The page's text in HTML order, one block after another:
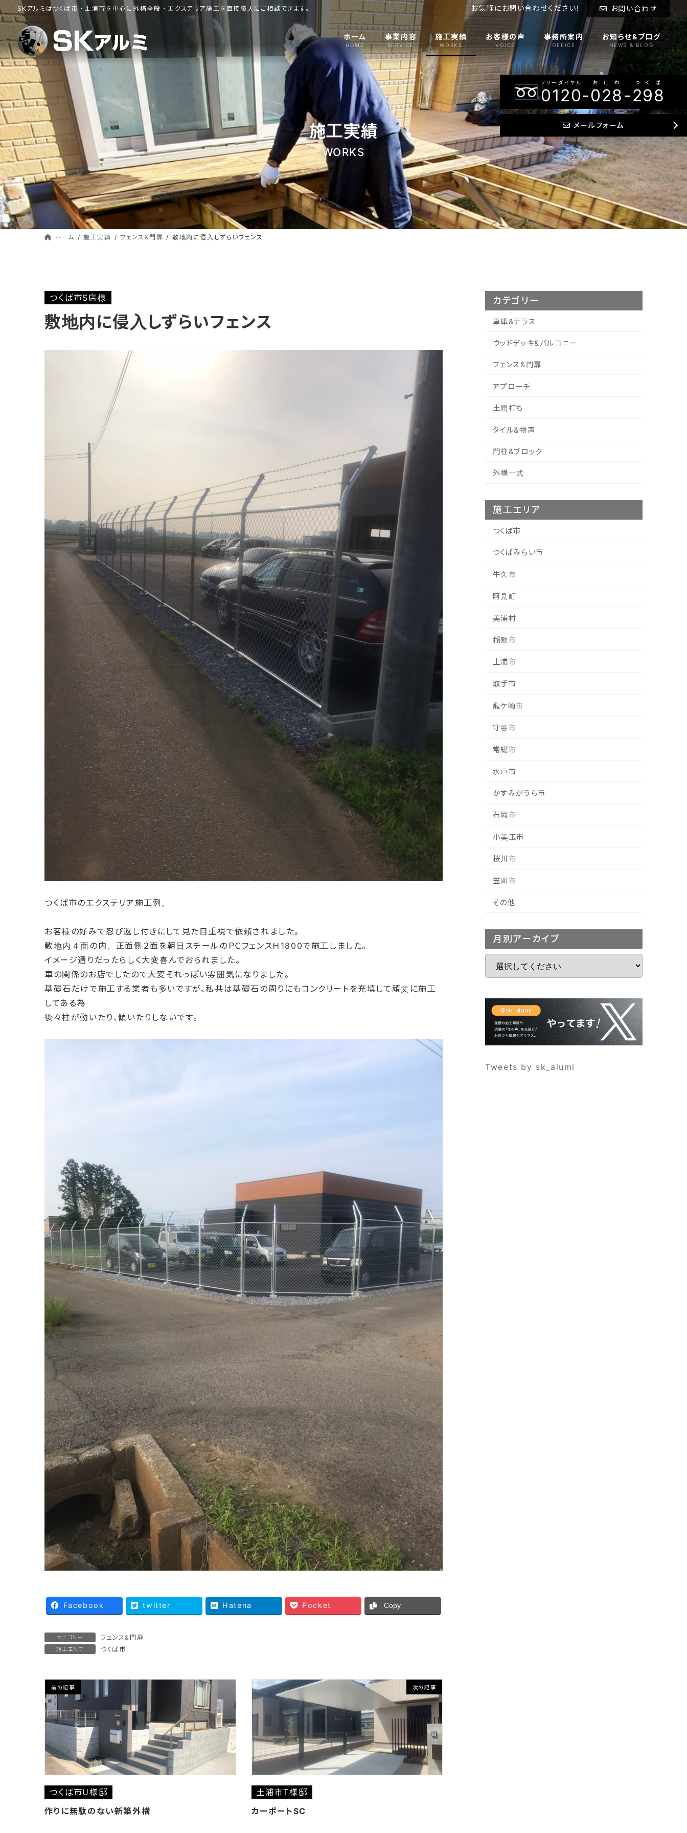
コ
ン
ン
ツ
へ
ス
キ
ッ
プ
ナ
ビ
ー
シ
ョ
ン
に
移
動
SKアルミはつくば市・土浦市を中心に外構全般・エクステリア施工を直接職人にご相談できます。 お気軽にお問い合わせください! お問い合わせ
ホーム
HOME
事業内容
SERVICE
施工実績
WORKS
お客様の声
VOICE
事務所案内
OFFICE
お知らせ&ブログ
NEWS & BLOG
施工実績
WORKS
ホーム 施工実績 フェンス&門扉 敷地内に侵入しずらいフェンス
つくば市S店様
敷地内に侵入しずらいフェンス
つくば市のエクステリア施工例。
お客様の好みで忍び返し付きにして見た目重視で依頼されました。
敷地内４面の内、正面側２面を朝日スチールのＰＣフェンスＨ1800で施工しました。
イメージ通りだったらしく大変喜んでおられました。
車の関係のお店でしたので大変それっぽい雰囲気になりました。
基礎石だけで施工する業者も多いですが、私共は基礎石の周りにもコンクリートを充填して頑丈に施工
してある為
後々柱が動いたり、傾いたりしないです。
Facebook twitter Hatena Pocket Copy
カテゴリー フェンス&門扉
施工エリア つくば市
前の記事
つくば市U様邸
作りに無駄のない新築外構
次の記事
土浦市T様邸
カーポートSC
カテゴリー
車庫&テラス
ウッドデッキ&バルコニー
フェンス&門扉
アプローチ
土間打ち
タイル&物置
門柱&ブロック
外構一式
施工エリア
つくば市
つくばみらい市
牛久市
阿見町
美浦村
稲敷市
土浦市
取手市
龍ケ崎市
守谷市
常総市
水戸市
かすみがうら市
石岡市
小美玉市
桜川市
笠間市
その他
月別アーカイブ
Tweets by sk_alumi
0120
フリーダイヤル
-028
おにわ
-298
つくば
メールフォーム